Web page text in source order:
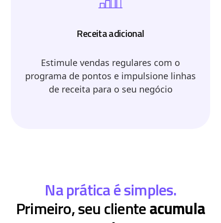
Receita adicional
Estimule vendas regulares com o
programa de pontos e impulsione linhas
de receita para o seu negócio
Na prática é simples.
Primeiro, seu clienteacumula